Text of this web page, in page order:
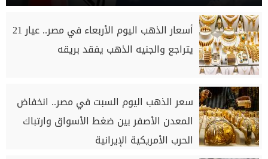
أسعار الذهب اليوم الأربعاء في مصر.. عيار 21
يتراجع والجنيه الذهب يفقد بريقه
سعر الذهب اليوم السبت في مصر.. انخفاض
المعدن الأصفر بين ضغط الأسواق وارتباك
الحرب الأمريكية الإيرانية